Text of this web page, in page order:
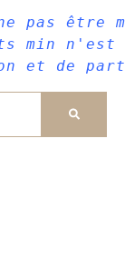
pas être
min
et de